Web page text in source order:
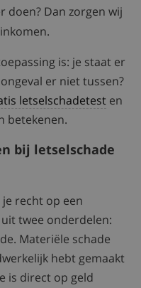
doen? Dan zorgen wij
is: je staat er
er niet tussen?
letselschadetest en
betekenen.
bij letselschade
recht op een
twee onderdelen:
Materiële schade
hebt gemaakt
is direct op geld